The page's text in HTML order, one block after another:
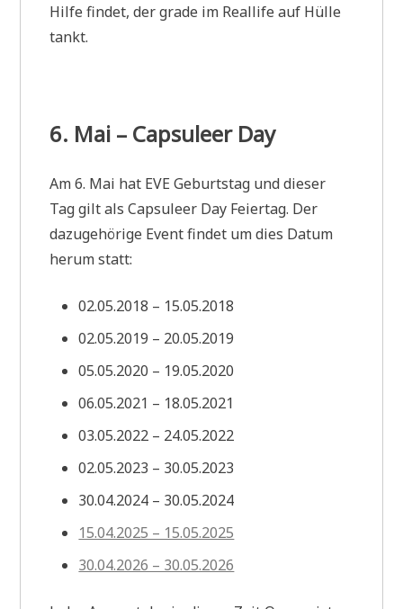
Hilfe findet, der grade im Reallife auf Hülle
tankt.
6. Mai – Capsuleer Day
Am 6. Mai hat EVE Geburtstag und dieser
Tag gilt als Capsuleer Day Feiertag. Der
dazugehörige Event findet um dies Datum
herum statt:
02.05.2018 – 15.05.2018
02.05.2019 – 20.05.2019
05.05.2020 – 19.05.2020
06.05.2021 – 18.05.2021
03.05.2022 – 24.05.2022
02.05.2023 – 30.05.2023
30.04.2024 – 30.05.2024
15.04.2025 – 15.05.2025
30.04.2026 – 30.05.2026